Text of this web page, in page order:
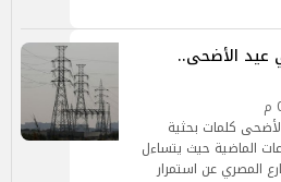
عيد الأضحى..
كلمات بحثية
الماضية حيث يتساءل
المصري عن استمرار